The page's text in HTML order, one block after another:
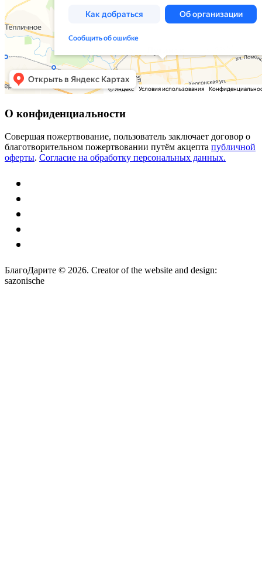
О конфиденциальности
Совершая пожертвование, пользователь заключает договор о
благотворительном пожертвовании путём акцепта публичной
оферты. Согласие на обработку персональных данных.
БлагоДарите © 2026. Creator of the website and design:
sazonische